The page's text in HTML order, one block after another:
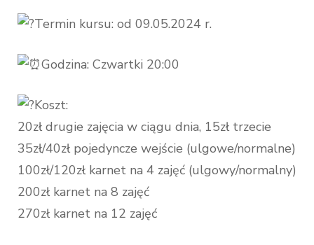
Termin kursu: od 09.05.2024 r.
Godzina: Czwartki 20:00
Koszt:
20zł drugie zajęcia w ciągu dnia, 15zł trzecie
35zł/40zł pojedyncze wejście (ulgowe/normalne)
100zł/120zł karnet na 4 zajęć (ulgowy/normalny)
200zł karnet na 8 zajęć
270zł karnet na 12 zajęć